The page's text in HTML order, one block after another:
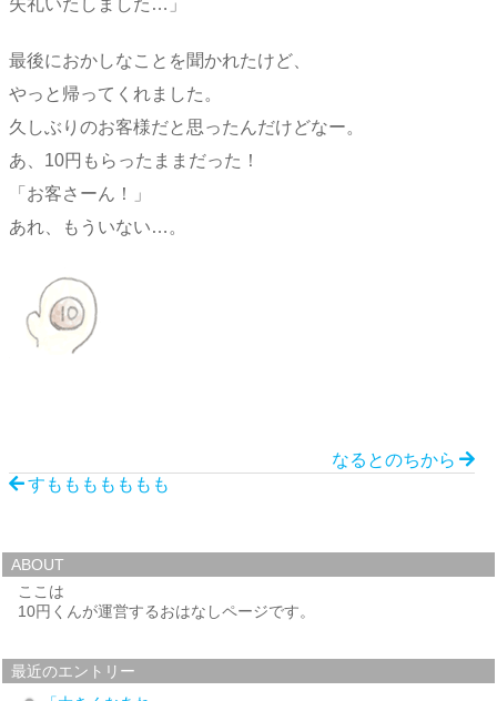
最後におかしなことを聞かれたけど、
やっと帰ってくれました。
久しぶりのお客様だと思ったんだけどなー。
あ、10円もらったままだった！
「お客さーん！」
あれ、もういない…。
なるとのちから
すももももももも
ABOUT
ここは
10円くんが運営するおはなしページです。
最近のエントリー